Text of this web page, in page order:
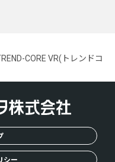
CORE VR(トレンドコ
シー